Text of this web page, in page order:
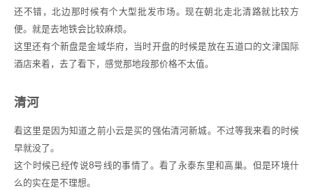
还不错，北边那时候有个大型批发市场。现在朝北走北清路就比较方
便。就是去地铁会比较麻烦。
这里还有个新盘是金域华府，当时开盘的时候是放在五道口的文津国际
酒店来着，去了看下，感觉那地段那价格不太值。
清河
看这里是因为知道之前小云是买的强佑清河新城。不过等我来看的时候
早就没了。
这个时候已经传说8号线的事情了。看了永泰东里和高巢。但是环境什
么的实在是不理想。